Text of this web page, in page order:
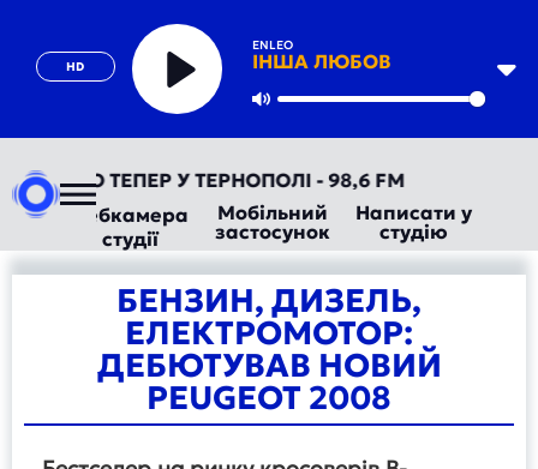
HD
ENLEO
ІНША ЛЮБОВ
Play
ТЕПЕР У ТЕРНОПОЛІ - 98,6 FM
Вебкамера
студії
Мобільний
застосунок
Написати у
студію
БЕНЗИН, ДИЗЕЛЬ,
ЕЛЕКТРОМОТОР:
ДЕБЮТУВАВ НОВИЙ
PEUGEOT 2008